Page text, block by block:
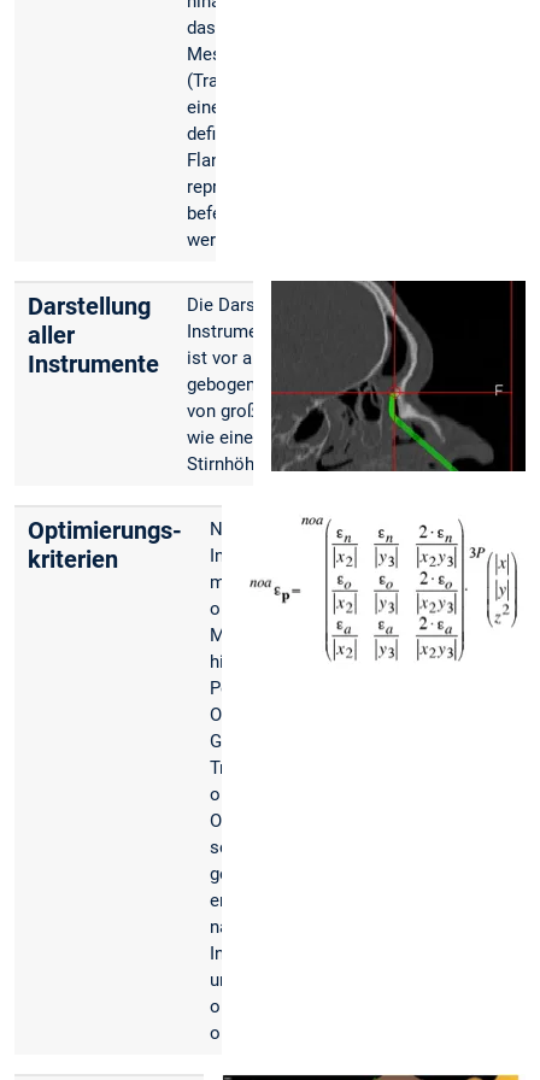
das
Messinstrument
(Tracker) über
einen
definierten
Flansch
reproduzierbar
befestigt
werden.
Darstellung
aller
Instrumente
Die Darstellung der
Instrumentenausrichtung
ist vor allem bei
gebogenen Instrumenten
von großer Bedeutung
wie einem Sauger für die
Stirnhöhle.
Optimierungs-
kriterien
Navigierte
Instrumente kann
man aufgrund der
optischen Fehler der
Messinstrumente
hinsichtlich
Positionsfehler,
Orientierungsfehler,
Größe der Tracker,
Trackervolumen etc.
optimieren. Die
Optimierungskriterien
schließen sich
gegenseitig aus,
erlauben es jedoch je
nach
Instrumenteneinsatz
und -bewegung und -
ort einige Kriterien zu
optimieren.